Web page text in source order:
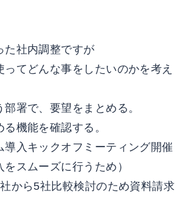
た社内調整ですが
てどんな事をしたいのかを考え
署で、要望をまとめる。
機能を確認する。
入キックオフミーティング開催
をスムーズに行うため）
から5社比較検討のため資料請求